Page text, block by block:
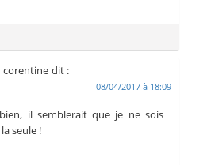
corentine dit :
08/04/2017 à 18:09
il semblerait que je ne sois
seule !